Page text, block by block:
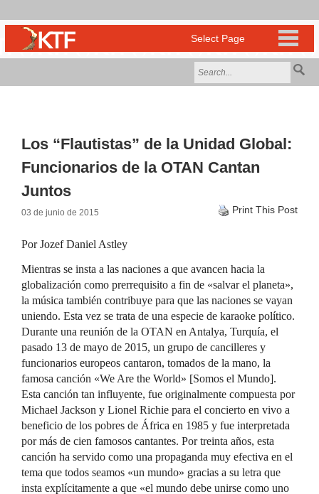
Los “Flautistas” de la Unidad Global:
Funcionarios de la OTAN Cantan
Juntos
03 de junio de 2015 Print This Post
Por Jozef Daniel Astley
Mientras se insta a las naciones a que avancen hacia la
globalización como prerrequisito a fin de «salvar el planeta»,
la música también contribuye para que las naciones se vayan
uniendo. Esta vez se trata de una especie de karaoke político.
Durante una reunión de la OTAN en Antalya, Turquía, el
pasado 13 de mayo de 2015, un grupo de cancilleres y
funcionarios europeos cantaron, tomados de la mano, la
famosa canción «We Are the World» [Somos el Mundo].
Esta canción tan influyente, fue originalmente compuesta por
Michael Jackson y Lionel Richie para el concierto en vivo a
beneficio de los pobres de África en 1985 y fue interpretada
por más de cien famosos cantantes. Por treinta años, esta
canción ha servido como una propaganda muy efectiva en el
tema que todos seamos «un mundo» gracias a su letra que
insta explícitamente a que «el mundo debe unirse como uno